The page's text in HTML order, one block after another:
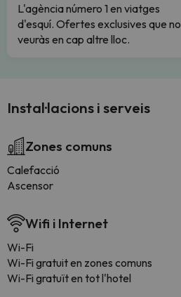
L'agència número 1 en viatges
d'esquí. Ofertes exclusives que no
veuràs en cap altre lloc.
Instal·lacions i serveis
Zones comuns
Calefacció
Ascensor
Wifi i Internet
Wi-Fi
Wi-Fi gratuit en zones comuns
Wi-Fi gratuït en tot l'hotel